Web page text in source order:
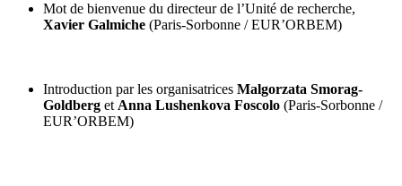
Mot de bienvenue du directeur de l’Unité de recherche,
Xavier Galmiche (Paris-Sorbonne / EUR’ORBEM)
Introduction par les organisatrices Malgorzata Smorag-
Goldberg etAnna Lushenkova Foscolo (Paris-Sorbonne /
EUR’ORBEM)